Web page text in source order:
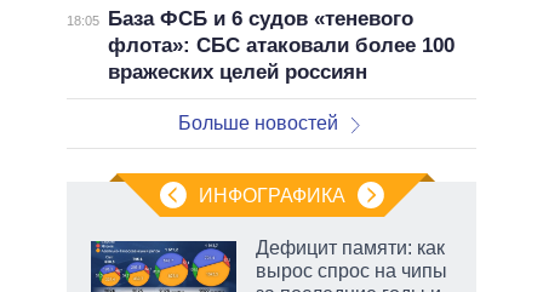
18:05
База ФСБ и 6 судов «теневого
флота»: СБС атаковали более 100
вражеских целей россиян
Больше новостей
ИНФОГРАФИКА
Дефицит памяти: как
вырос спрос на чипы